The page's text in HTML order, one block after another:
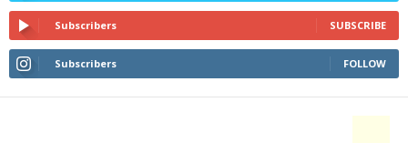
Subscribers SUBSCRIBE
Subscribers FOLLOW